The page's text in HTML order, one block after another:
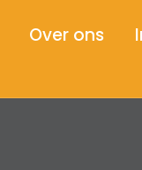
Over ons